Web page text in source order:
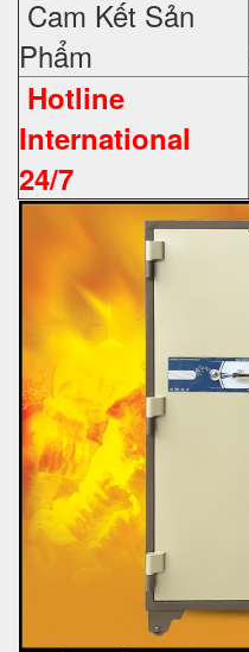
Cam Kết Sản
Phẩm
Hotline
International
24/7